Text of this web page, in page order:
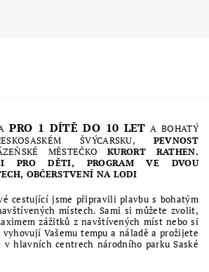
PRO 1 DÍTĚ DO 10 LET A BOHATÝ
ŠVÝCARSKU, PEVNOST
MĚSTEČKO KURORT RATHEN.
I PRO DĚTI, PROGRAM VE DVOU
OBČERSTVENÍ NA LODI
cestující jsme připravili plavbu s bohatým
místech. Sami si můžete zvolit,
zážitků z navštívených míst nebo si
Vašemu tempu a náladě a prožijete
v hlavních centrech národního parku Saské